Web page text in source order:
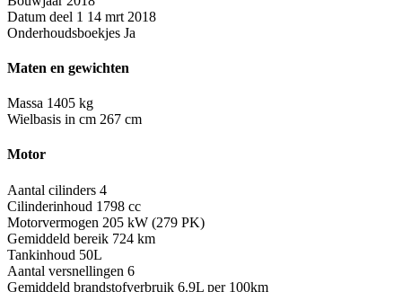
Datum deel 1 14 mrt 2018
Onderhoudsboekjes Ja
Maten en gewichten
Massa 1405 kg
Wielbasis in cm 267 cm
Motor
Aantal cilinders 4
Cilinderinhoud 1798 cc
Motorvermogen 205 kW (279 PK)
Gemiddeld bereik 724 km
Tankinhoud 50L
Aantal versnellingen 6
Gemiddeld brandstofverbruik 6.9L per 100km